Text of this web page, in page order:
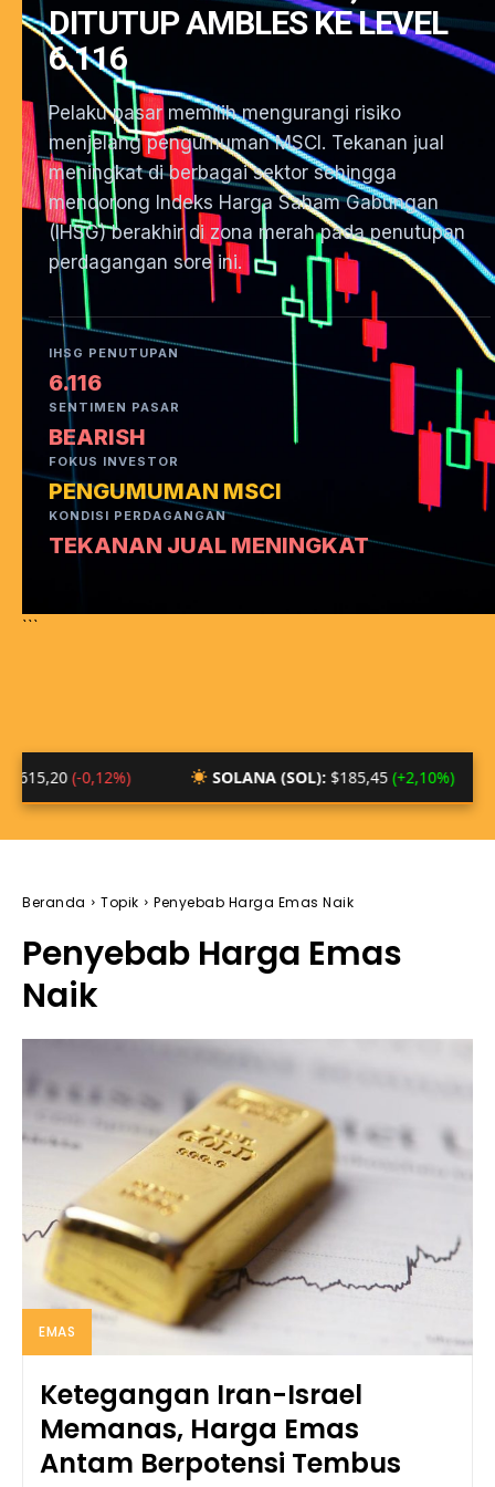
DITUTUP AMBLES KE LEVEL
6.116
Pelaku pasar memilih mengurangi risiko
menjelang pengumuman MSCI. Tekanan jual
meningkat di berbagai sektor sehingga
mendorong Indeks Harga Saham Gabungan
(IHSG) berakhir di zona merah pada penutupan
perdagangan sore ini.
IHSG PENUTUPAN
6.116
SENTIMEN PASAR
BEARISH
FOKUS INVESTOR
PENGUMUMAN MSCI
KONDISI PERDAGANGAN
TEKANAN JUAL MENINGKAT
```
0,12%) SOLANA (SOL):$185,45(+2,10%)
Beranda Topik Penyebab Harga Emas Naik
Penyebab Harga Emas
Naik
EMAS
Ketegangan Iran-Israel
Memanas, Harga Emas
Antam Berpotensi Tembus